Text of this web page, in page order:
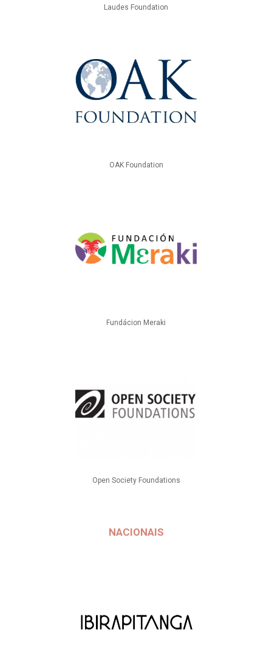
Laudes Foundation
OAK Foundation
Fundácion Meraki
Open Society Foundations
NACIONAIS